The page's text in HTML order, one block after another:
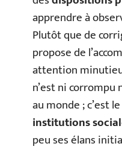
apprendre à
Plutôt que de
propose de
attention
n’est ni
au monde ; c’est
institutions
peu ses élans